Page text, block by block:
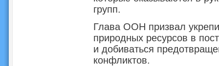
групп.
Глава ООН призвал
природных ресурсов в
и добиваться
конфликтов.